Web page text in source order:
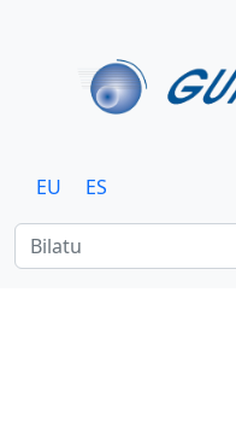
EU ES